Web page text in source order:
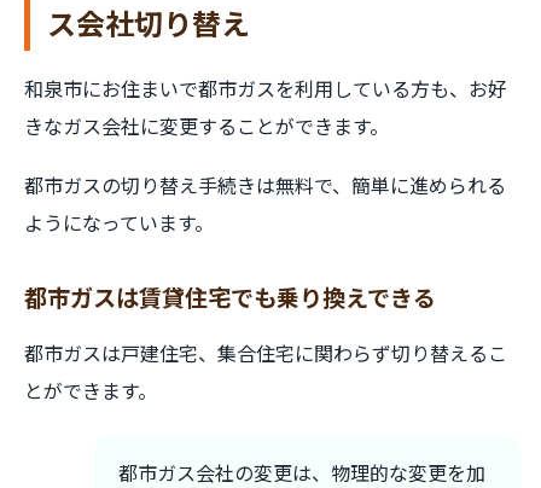
ス会社切り替え
和泉市にお住まいで都市ガスを利用している方も、お好
きなガス会社に変更することができます。
都市ガスの切り替え手続きは無料で、簡単に進められる
ようになっています。
都市ガスは賃貸住宅でも乗り換えできる
都市ガスは戸建住宅、集合住宅に関わらず切り替えるこ
とができます。
都市ガス会社の変更は、物理的な変更を加